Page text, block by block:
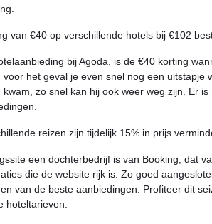
van €40 op verschillende hotels bij €102
bij Agoda, is de €40 korting
voor het geval je even snel nog een
kwam, zo snel kan hij ook weer weg zijn. Er
reizen zijn tijdelijk 15% in prijs
een dochterbedrijf is van Booking, dat
die de website rijk is. Zo goed
van de beste aanbiedingen. Profiteer dit
hoteltarieven.